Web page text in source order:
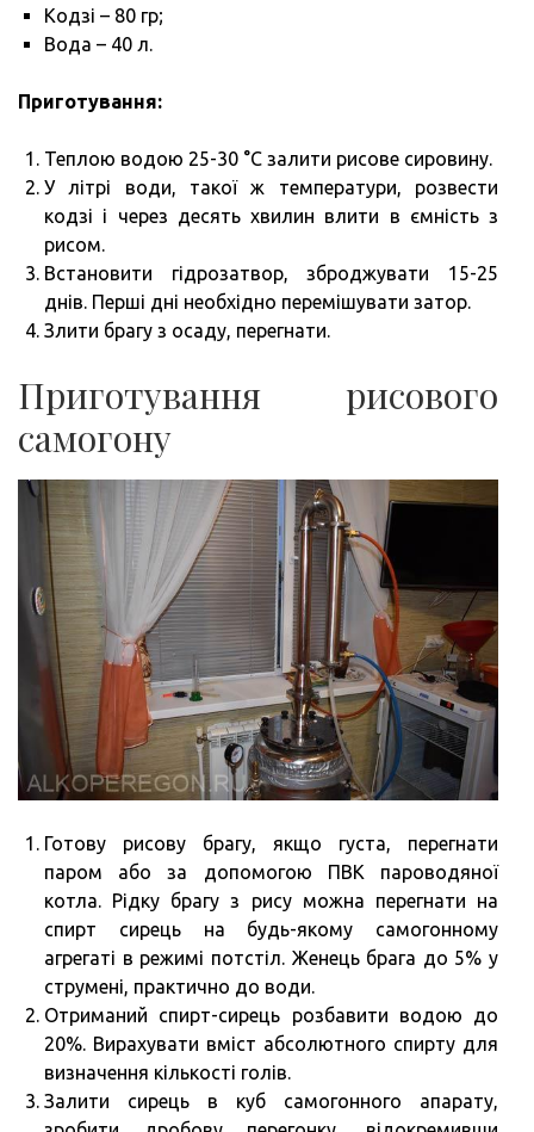
Кодзі – 80 гр;
Вода – 40 л.
Приготування:
Теплою водою 25-30 °С залити рисове сировину.
У літрі води, такої ж температури, розвести
кодзі і через десять хвилин влити в ємність з
рисом.
Встановити гідрозатвор, зброджувати 15-25
днів. Перші дні необхідно перемішувати затор.
Злити брагу з осаду, перегнати.
Приготування рисового
самогону
Готову рисову брагу, якщо густа, перегнати
паром або за допомогою ПВК пароводяної
котла. Рідку брагу з рису можна перегнати на
спирт сирець на будь-якому самогонному
агрегаті в режимі потстіл. Женець брага до 5% у
струмені, практично до води.
Отриманий спирт-сирець розбавити водою до
20%. Вирахувати вміст абсолютного спирту для
визначення кількості голів.
Залити сирець в куб самогонного апарату,